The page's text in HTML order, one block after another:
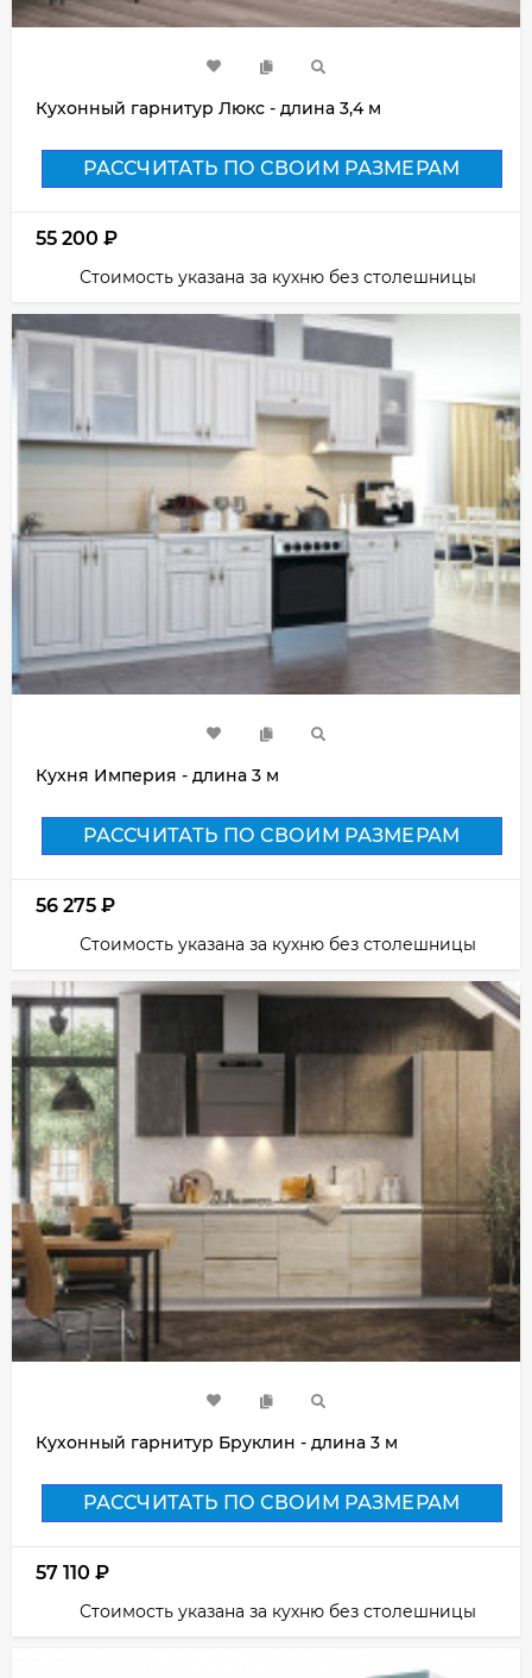
Кухонный гарнитур Люкс - длина 3,4 м
РАССЧИТАТЬ ПО СВОИМ РАЗМЕРАМ
55 200 ₽
Стоимость указана за кухню без столешницы
Кухня Империя - длина 3 м
РАССЧИТАТЬ ПО СВОИМ РАЗМЕРАМ
56 275 ₽
Стоимость указана за кухню без столешницы
Кухонный гарнитур Бруклин - длина 3 м
РАССЧИТАТЬ ПО СВОИМ РАЗМЕРАМ
57 110 ₽
Стоимость указана за кухню без столешницы